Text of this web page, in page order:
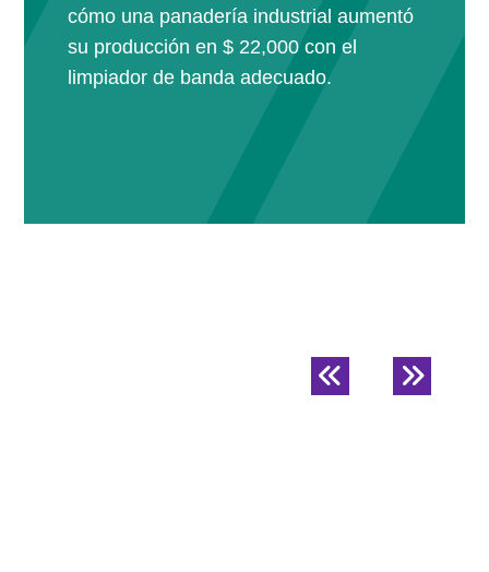
cómo una panadería industrial aumentó
su producción en $ 22,000 con el
limpiador de banda adecuado.